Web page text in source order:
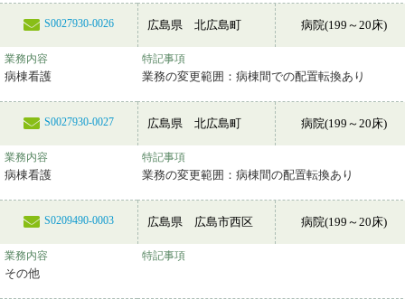
S0027930-0026 広島県 北広島町 病院(199～20床)
業務内容
病棟看護
特記事項
業務の変更範囲：病棟間での配置転換あり
S0027930-0027 広島県 北広島町 病院(199～20床)
業務内容
病棟看護
特記事項
業務の変更範囲：病棟間の配置転換あり
S0209490-0003 広島県 広島市西区 病院(199～20床)
業務内容
その他
特記事項